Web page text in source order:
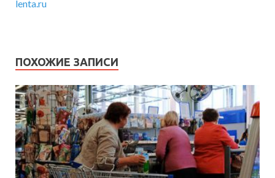
lenta.ru
ПОХОЖИЕ ЗАПИСИ